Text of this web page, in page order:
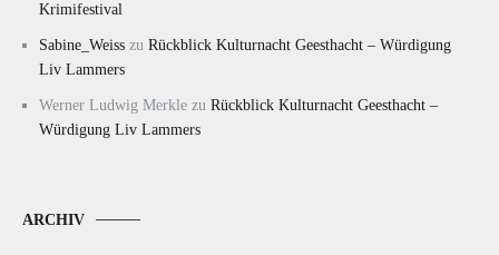
Krimifestival
Sabine_Weiss zu Rückblick Kulturnacht Geesthacht – Würdigung
Liv Lammers
Werner Ludwig Merkle zu Rückblick Kulturnacht Geesthacht –
Würdigung Liv Lammers
ARCHIV